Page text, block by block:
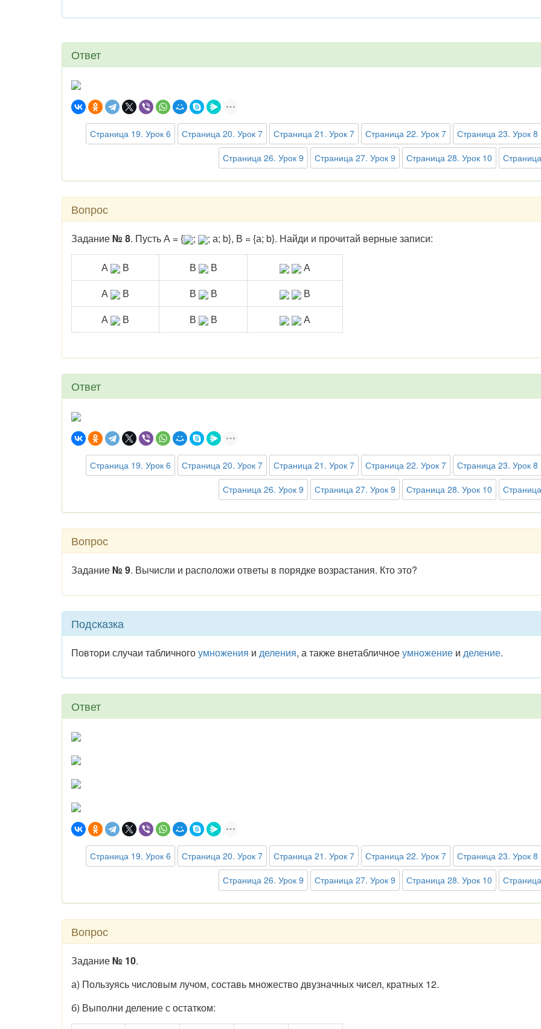
Ответ
Страница 19. Урок 6 Страница 20. Урок 7 Страница 21. Урок 7 Страница 22. Урок 7 Страница 23. Урок 8
Страница 26. Урок 9
Страница 27. Урок 9 Страница 28. Урок 10
Вопрос
Задание№ 8. Пусть А = { ; ; а; b}, В = {а; b}. Найди и прочитай верные записи:
А В В В
А
А
В В В
В
А
В В В А
Ответ
Страница 19. Урок 6 Страница 20. Урок 7 Страница 21. Урок 7 Страница 22. Урок 7 Страница 23. Урок 8
Страница 26. Урок 9
Страница 27. Урок 9 Страница 28. Урок 10
Вопрос
Задание№ 9. Вычисли и расположи ответы в порядке возрастания. Кто это?
Подсказка
Повтори случаи табличногоумножения и деления, а также внетабличноеумножение и деление.
Ответ
Страница 19. Урок 6 Страница 20. Урок 7 Страница 21. Урок 7 Страница 22. Урок 7 Страница 23. Урок 8
Страница 26. Урок 9
Страница 27. Урок 9 Страница 28. Урок 10
Вопрос
Задание№ 10.
а) Пользуясь числовым лучом, составь множество двузначных чисел, кратных 12.
б) Выполни деление с остатком: